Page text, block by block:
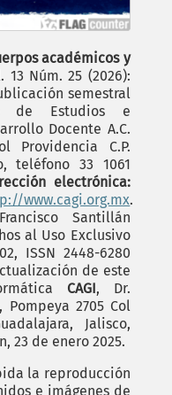
académicos y
13 Núm. 25 (2026):
semestral
de Estudios e
Docente A.C.
Providencia C.P.
teléfono 33 1061
electrónica:
www.cagi.org.mx.
Santillán
al Uso Exclusivo
ISSN 2448-6280
de este
CAGI, Dr.
Pompeya 2705 Col
Jalisco,
23 de enero 2025.
la reproducción
e imágenes de